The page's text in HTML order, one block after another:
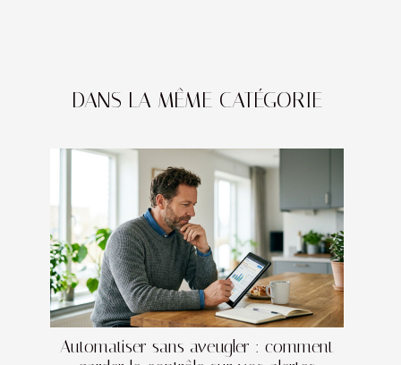
DANS LA MÊME CATÉGORIE
Automatiser sans aveugler : comment